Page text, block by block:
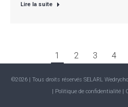
Lire la suite
1 2 3 4
©2026 | Tous droits réservés SELARL
| Politique de confidentialité |